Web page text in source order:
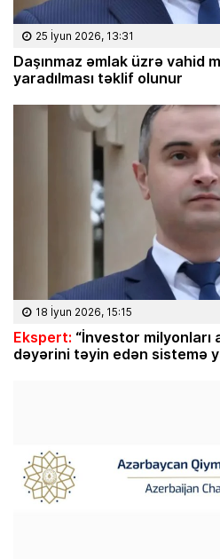
25 İyun 2026, 13:31
Daşınmaz əmlak üzrə vahid
yaradılması təklif olunur
18 İyun 2026, 15:15
Ekspert: “İnvestor milyonları
dəyərini təyin edən sistemə